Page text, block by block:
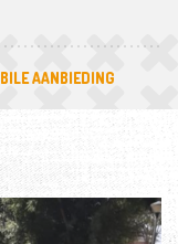
AANBIEDING